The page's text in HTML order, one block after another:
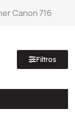
Canon 716
Filtros